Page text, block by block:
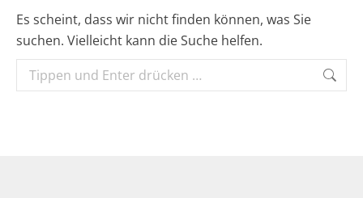
Es scheint, dass wir nicht finden können, was Sie
suchen. Vielleicht kann die Suche helfen.
Search: